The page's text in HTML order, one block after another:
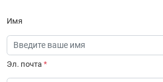
Имя
Эл. почта *